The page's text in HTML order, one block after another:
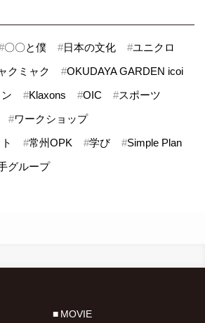
〇〇と僕 #日本の文化 #ユニクロ
クミャク #OKUDAYA GARDEN icoi
#Klaxons #OIC #スポーツ
#ワークショップ
#常州OPK #学び #Simple Plan
グループ
MOVIE